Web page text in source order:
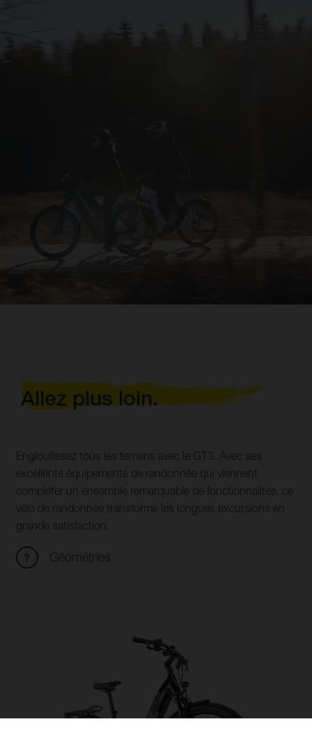
Allez plus loin.
Engloutissez tous les terrains avec le GT3. Avec ses
excellents équipements de randonnée qui viennent
compléter un ensemble remarquable de fonctionnalités, ce
vélo de randonnée transforme les longues excursions en
grande satisfaction.
Géométries